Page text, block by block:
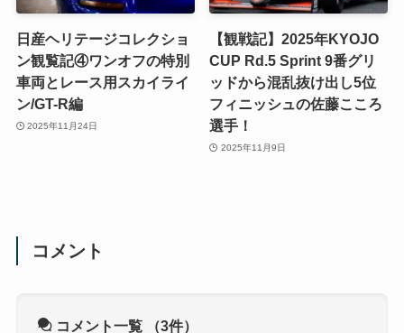
日産ヘリテージコレクショ
ン観覧記④ワンオフの特別
車両とレース用スカイライ
ン/GT-R編
2025年11月24日
【観戦記】2025年KYOJO
CUP Rd.5 Sprint 9番グリ
ッドから混乱抜け出し5位
フィニッシュの佐藤こころ
選手！
2025年11月9日
コメント
コメント一覧 （3件）